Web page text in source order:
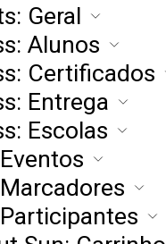
Geral
Alunos
Certificados
Entrega
Escolas